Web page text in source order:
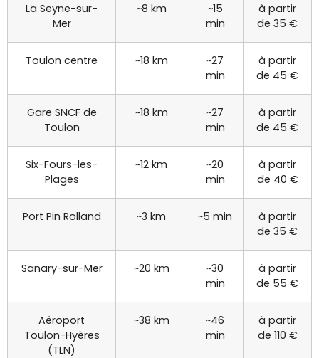
La Seyne-sur-
Mer
~8 km
~15
min
à partir
de 35 €
Toulon centre ~18 km
~27
min
à partir
de 45 €
Gare SNCF de
Toulon
~18 km
~27
min
à partir
de 45 €
Six-Fours-les-
Plages
~12 km
~20
min
à partir
de 40 €
Port Pin Rolland ~3 km ~5 min
à partir
de 35 €
Sanary-sur-Mer ~20 km
~30
min
à partir
de 55 €
Aéroport
Toulon-Hyères
(TLN)
~38 km
~46
min
à partir
de 110 €